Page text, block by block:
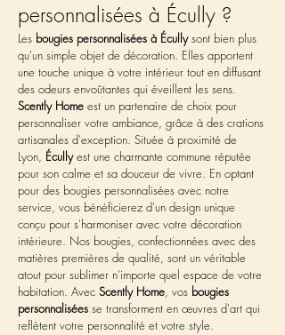
personnalisées à Écully ?
Les bougies personnalisées à Écully sont bien plus
qu'un simple objet de décoration. Elles apportent
une touche unique à votre intérieur tout en diffusant
des odeurs envoûtantes qui éveillent les sens.
Scently Home est un partenaire de choix pour
personnaliser votre ambiance, grâce à des crations
artisanales d'exception. Située à proximité de
Lyon, Écully est une charmante commune réputée
pour son calme et sa douceur de vivre. En optant
pour des bougies personnalisées avec notre
service, vous bénéficierez d'un design unique
conçu pour s'harmoniser avec votre décoration
intérieure. Nos bougies, confectionnées avec des
matières premières de qualité, sont un véritable
atout pour sublimer n'importe quel espace de votre
habitation. Avec Scently Home, vos bougies
personnalisées se transforment en œuvres d'art qui
reflètent votre personnalité et votre style.